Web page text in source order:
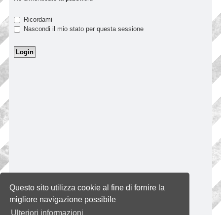
Questo sito utilizza cookie al fine di fornire la
migliore navigazione possibile
Ulteriori informazioni
Ricordami
Nascondi il mio stato per questa sessione